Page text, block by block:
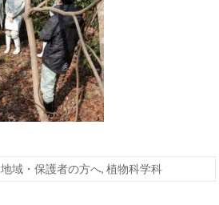
地域・保護者の方へ,植物科学科